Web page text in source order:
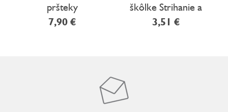
pršteky
7,90 €
škôlke Strihanie a
lepenie pre malé
3,51 €